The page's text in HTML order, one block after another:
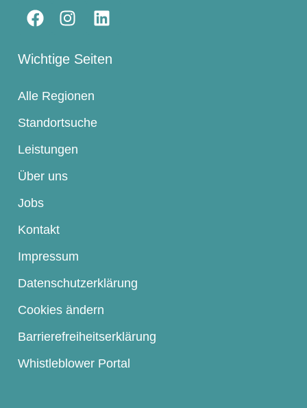
Wichtige Seiten
Alle Regionen
Standortsuche
Leistungen
Über uns
Jobs
Kontakt
Impressum
Datenschutzerklärung
Cookies ändern
Barrierefreiheitserklärung
Whistleblower Portal